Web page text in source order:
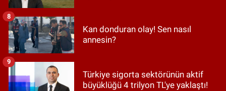
Kan donduran olay! Sen nasıl
annesin?
8
Türkiye sigorta sektörünün aktif
büyüklüğü 4 trilyon TL'ye yaklaştı!
9